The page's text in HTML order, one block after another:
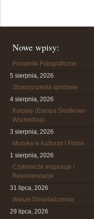
Nowe wpisy:
Poradniki Fotograficzne
5 sierpnia, 2026
Stowrzyszenia sportowe
4 sierpnia, 2026
Karpaty (Europa Środkowo-
Wschodnia)
3 sierpnia, 2026
Muzyka w Kulturze i Filmie
1 sierpnia, 2026
Czytelnicze Inspiracje i
Rekomendacje
31 lipca, 2026
Wasze Doświadczenia
29 lipca, 2026